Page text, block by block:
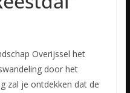
Overijssel het
door het
zal je ontdekken dat de